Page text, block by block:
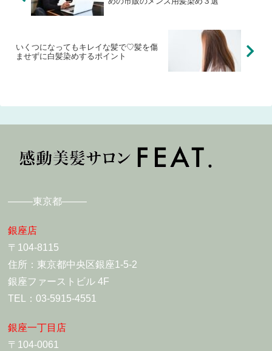
いくつになってもキレイな髪で♡髪を傷
ませずに白髪染めするポイント
——–東京都——–
銀座店
〒104-8115
住所：東京都中央区銀座1-5-2
銀座ファーストビル 4F
TEL：03-5915-4551
銀座一丁目店
〒104-0061